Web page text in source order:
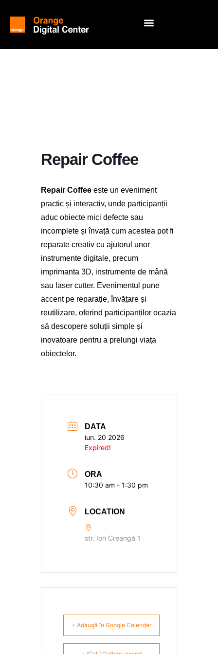
Repair Coffee
Repair Coffee este un eveniment
practic și interactiv, unde participanții
aduc obiecte mici defecte sau
incomplete și învață cum acestea pot fi
reparate creativ cu ajutorul unor
instrumente digitale, precum
imprimanta 3D, instrumente de mână
sau laser cutter. Evenimentul pune
accent pe reparație, învățare și
reutilizare, oferind participanților ocazia
să descopere soluții simple și
inovatoare pentru a prelungi viața
obiectelor.
DATA
iun. 20 2026
Expired!
ORA
10:30 am - 1:30 pm
LOCATION
str. Ion Creangă 1
+ Adaugă în Google Calendar